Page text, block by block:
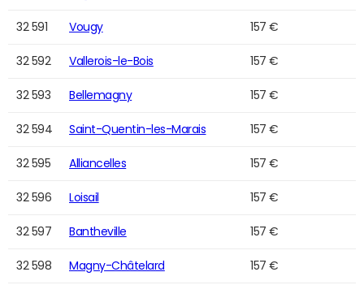
32 591 Vougy 157 €
32 592 Vallerois-le-Bois 157 €
32 593 Bellemagny 157 €
32 594 Saint-Quentin-les-Marais 157 €
32 595 Alliancelles 157 €
32 596 Loisail 157 €
32 597 Bantheville 157 €
32 598 Magny-Châtelard 157 €